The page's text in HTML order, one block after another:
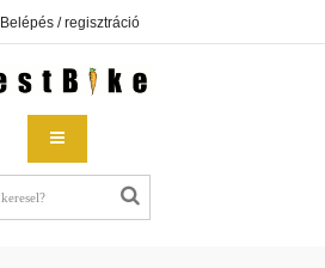
Belépés / regisztráció